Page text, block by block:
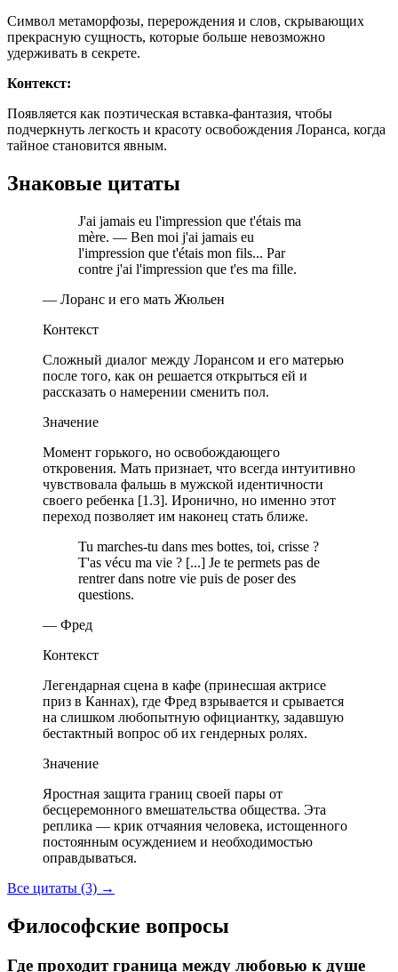
Символ метаморфозы, перерождения и слов, скрывающих
прекрасную сущность, которые больше невозможно
удерживать в секрете.
Контекст:
Появляется как поэтическая вставка-фантазия, чтобы
подчеркнуть легкость и красоту освобождения Лоранса, когда
тайное становится явным.
Знаковые цитаты
J'ai jamais eu l'impression que t'étais ma
mère. — Ben moi j'ai jamais eu
l'impression que t'étais mon fils... Par
contre j'ai l'impression que t'es ma fille.
— Лоранс и его мать Жюльен
Контекст
Сложный диалог между Лорансом и его матерью
после того, как он решается открыться ей и
рассказать о намерении сменить пол.
Значение
Момент горького, но освобождающего
откровения. Мать признает, что всегда интуитивно
чувствовала фальшь в мужской идентичности
своего ребенка [1.3]. Иронично, но именно этот
переход позволяет им наконец стать ближе.
Tu marches-tu dans mes bottes, toi, crisse ?
T'as vécu ma vie ? [...] Je te permets pas de
rentrer dans notre vie puis de poser des
questions.
— Фред
Контекст
Легендарная сцена в кафе (принесшая актрисе
приз в Каннах), где Фред взрывается и срывается
на слишком любопытную официантку, задавшую
бестактный вопрос об их гендерных ролях.
Значение
Яростная защита границ своей пары от
бесцеремонного вмешательства общества. Эта
реплика — крик отчаяния человека, истощенного
постоянным осуждением и необходимостью
оправдываться.
Все цитаты (3) →
Философские вопросы
Где проходит граница между любовью к душе